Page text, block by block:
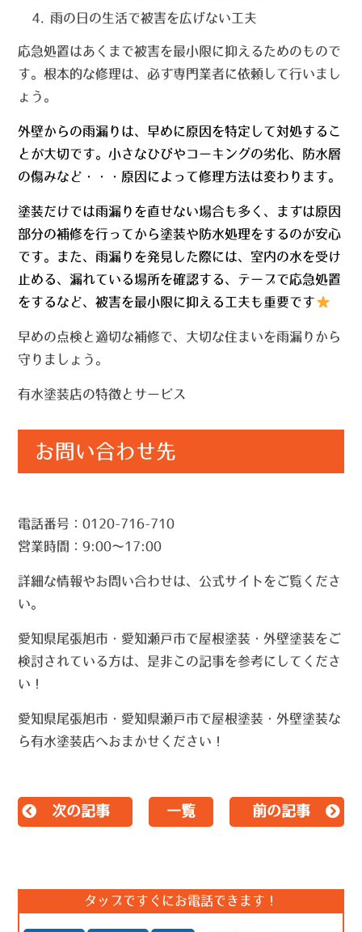
雨の日の生活で被害を広げない工夫
応急処置はあくまで被害を最小限に抑えるためのもので
す。根本的な修理は、必ず専門業者に依頼して行いまし
ょう。
外壁からの雨漏りは、早めに原因を特定して対処するこ
とが大切です。小さなひびやコーキングの劣化、防水層
の傷みなど・・・原因によって修理方法は変わります。
塗装だけでは雨漏りを直せない場合も多く、まずは原因
部分の補修を行ってから塗装や防水処理をするのが安心
です。また、雨漏りを発見した際には、室内の水を受け
止める、漏れている場所を確認する、テープで応急処置
をするなど、被害を最小限に抑える工夫も重要です
早めの点検と適切な補修で、大切な住まいを雨漏りから
守りましょう。
有水塗装店の特徴とサービス
お問い合わせ先
電話番号：0120-716-710
営業時間：9:00～17:00
詳細な情報やお問い合わせは、公式サイトをご覧くださ
い。
愛知県尾張旭市・愛知瀬戸市で屋根塗装・外壁塗装をご
検討されている方は、是非この記事を参考にしてくださ
い！
愛知県尾張旭市・愛知県瀬戸市で屋根塗装・外壁塗装な
ら有水塗装店へおまかせください！
次の記事 一覧 前の記事
タップですぐにお電話できます！